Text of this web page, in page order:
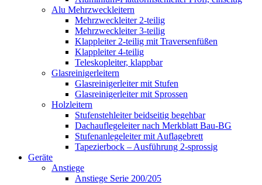
Alu Mehrzweckleitern
Mehrzweckleiter 2-teilig
Mehrzweckleiter 3-teilig
Klappleiter 2-teilig mit Traversenfüßen
Klappleiter 4-teilig
Teleskopleiter, klappbar
Glasreinigerleitern
Glasreinigerleiter mit Stufen
Glasreinigerleiter mit Sprossen
Holzleitern
Stufenstehleiter beidseitig begehbar
Dachauflegeleiter nach Merkblatt Bau-BG
Stufenanlegeleiter mit Auflagebrett
Tapezierbock – Ausführung 2-sprossig
Geräte
Anstiege
Anstiege Serie 200/205